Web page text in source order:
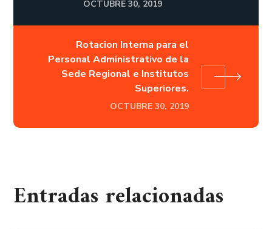
OCTUBRE 30, 2019
Rotacion Interna para el
Personal Administrativo de la
Sede Regional e Institutos
Superiores.
OCTUBRE 30, 2019
Entradas relacionadas